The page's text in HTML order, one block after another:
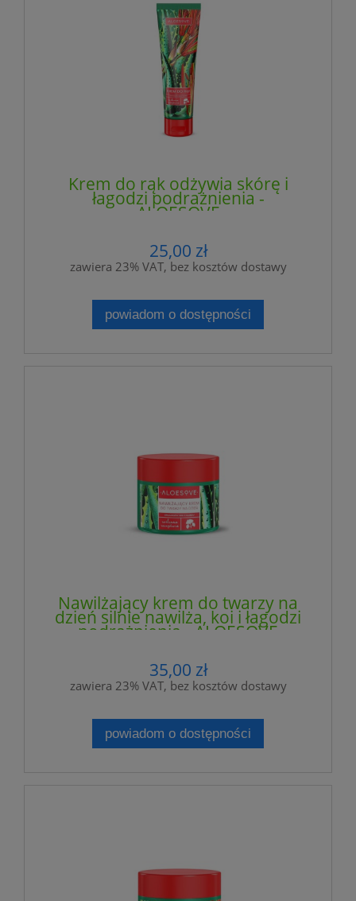
Krem do rąk odżywia skórę i
łagodzi podrażnienia -
ALOESOVE
25,00 zł
zawiera 23% VAT, bez kosztów dostawy
powiadom o dostępności
Nawilżający krem do twarzy na
dzień silnie nawilża, koi i łagodzi
podrażnienia - ALOESOVE
35,00 zł
zawiera 23% VAT, bez kosztów dostawy
powiadom o dostępności